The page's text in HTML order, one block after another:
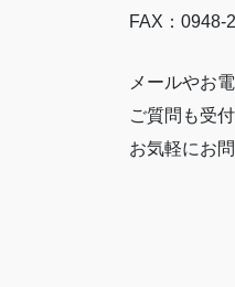
FAX：0948-
メールやお
ご質問も受
お気軽にお